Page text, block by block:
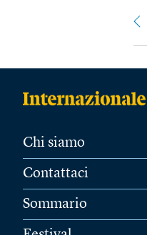
Chi siamo
Contattaci
Sommario